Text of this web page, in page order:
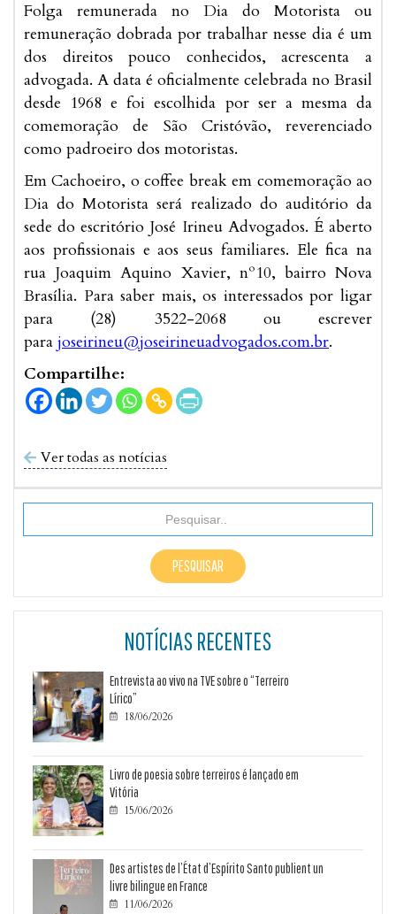
Folga remunerada no Dia do Motorista ou
remuneração dobrada por trabalhar nesse dia é um
dos direitos pouco conhecidos, acrescenta a
advogada. A data é oficialmente celebrada no Brasil
desde 1968 e foi escolhida por ser a mesma da
comemoração de São Cristóvão, reverenciado
como padroeiro dos motoristas.
Em Cachoeiro, o coffee break em comemoração ao
Dia do Motorista será realizado do auditório da
sede do escritório José Irineu Advogados. É aberto
aos profissionais e aos seus familiares. Ele fica na
rua Joaquim Aquino Xavier, nº10, bairro Nova
Brasília. Para saber mais, os interessados por ligar
para (28) 3522-2068 ou escrever
para joseirineu@joseirineuadvogados.com.br.
Compartilhe:
 Ver todas as notícias
NOTÍCIAS RECENTES
Entrevista ao vivo na TVE sobre o “Terreiro
Lírico”
 18/06/2026
Livro de poesia sobre terreiros é lançado em
Vitória
 15/06/2026
Des artistes de l’État d’Espírito Santo publient un
livre bilingue en France
 11/06/2026